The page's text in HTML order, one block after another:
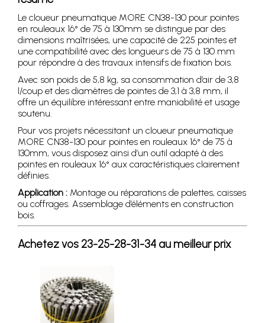
Le cloueur pneumatique MORE CN38-130 pour pointes
en rouleaux 16° de 75 à 130mm se distingue par des
dimensions maîtrisées, une capacité de 225 pointes et
une compatibilité avec des longueurs de 75 à 130 mm
pour répondre à des travaux intensifs de fixation bois.
Avec son poids de 5,8 kg, sa consommation d’air de 3,8
l/coup et des diamètres de pointes de 3,1 à 3,8 mm, il
offre un équilibre intéressant entre maniabilité et usage
soutenu.
Pour vos projets nécessitant un cloueur pneumatique
MORE CN38-130 pour pointes en rouleaux 16° de 75 à
130mm, vous disposez ainsi d’un outil adapté à des
pointes en rouleaux 16° aux caractéristiques clairement
définies.
Application : Montage ou réparations de palettes, caisses
ou coffrages. Assemblage d’éléments en construction
bois.
Achetez vos 23-25-28-31-34 au meilleur prix